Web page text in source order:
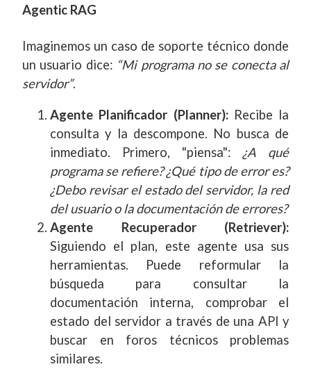
Agentic RAG
Imaginemos un caso de soporte técnico donde
un usuario dice: “Mi programa no se conecta al
servidor”.
Agente Planificador (Planner):Recibe la
consulta y la descompone. No busca de
inmediato. Primero, "piensa": ¿A qué
programa se refiere? ¿Qué tipo de error es?
¿Debo revisar el estado del servidor, la red
del usuario o la documentación de errores?
Agente Recuperador (Retriever):
Siguiendo el plan, este agente usa sus
herramientas. Puede reformular la
búsqueda para consultar la
documentación interna, comprobar el
estado del servidor a través de una API y
buscar en foros técnicos problemas
similares.